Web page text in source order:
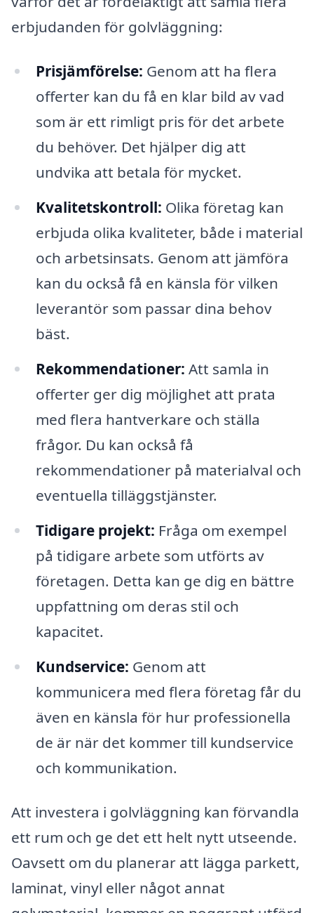
erbjudanden för golvläggning:
Prisjämförelse: Genom att ha flera
offerter kan du få en klar bild av vad
som är ett rimligt pris för det arbete
du behöver. Det hjälper dig att
undvika att betala för mycket.
Kvalitetskontroll: Olika företag kan
erbjuda olika kvaliteter, både i material
och arbetsinsats. Genom att jämföra
kan du också få en känsla för vilken
leverantör som passar dina behov
bäst.
Rekommendationer: Att samla in
offerter ger dig möjlighet att prata
med flera hantverkare och ställa
frågor. Du kan också få
rekommendationer på materialval och
eventuella tilläggstjänster.
Tidigare projekt: Fråga om exempel
på tidigare arbete som utförts av
företagen. Detta kan ge dig en bättre
uppfattning om deras stil och
kapacitet.
Kundservice: Genom att
kommunicera med flera företag får du
även en känsla för hur professionella
de är när det kommer till kundservice
och kommunikation.
Att investera i golvläggning kan förvandla
ett rum och ge det ett helt nytt utseende.
Oavsett om du planerar att lägga parkett,
laminat, vinyl eller något annat